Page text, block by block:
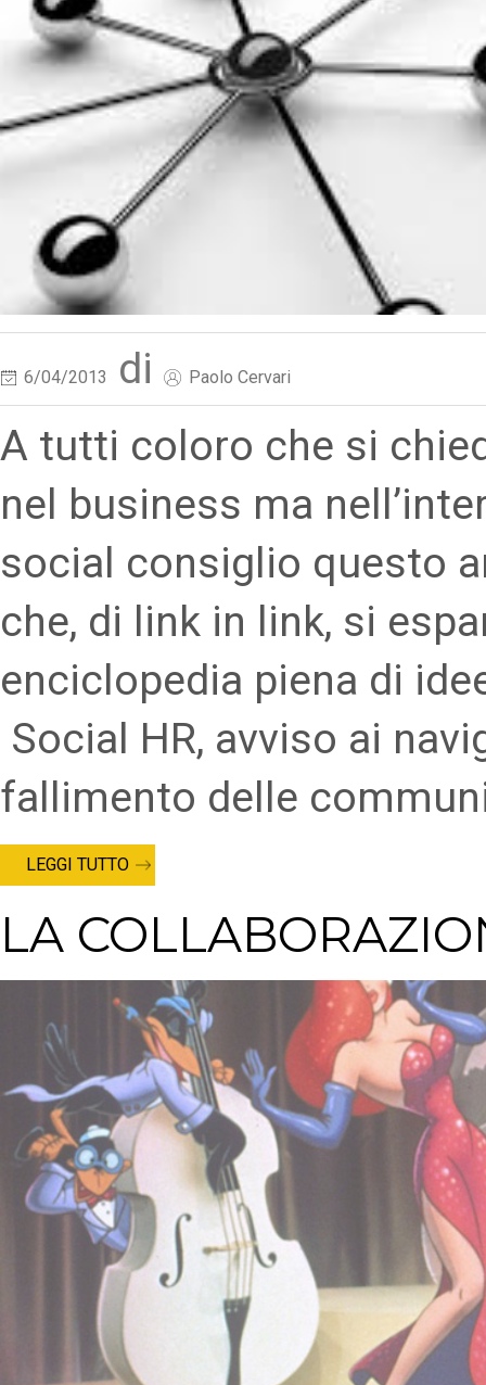
6/04/2013 di Paolo Cervari
A tutti coloro che si
nel business ma
social consiglio questo
che, di link in link, si
enciclopedia piena di
Social HR, avviso ai
fallimento delle
LEGGI TUTTO
LA